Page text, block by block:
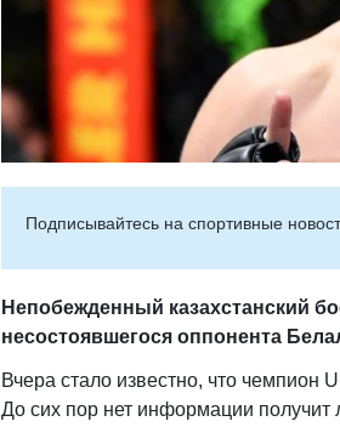
Подписывайтесь на cпортивные
Непобежденный казахстанский
несостоявшегося оппонента
Вчера стало известно, что чемпион
До сих пор нет информации получит